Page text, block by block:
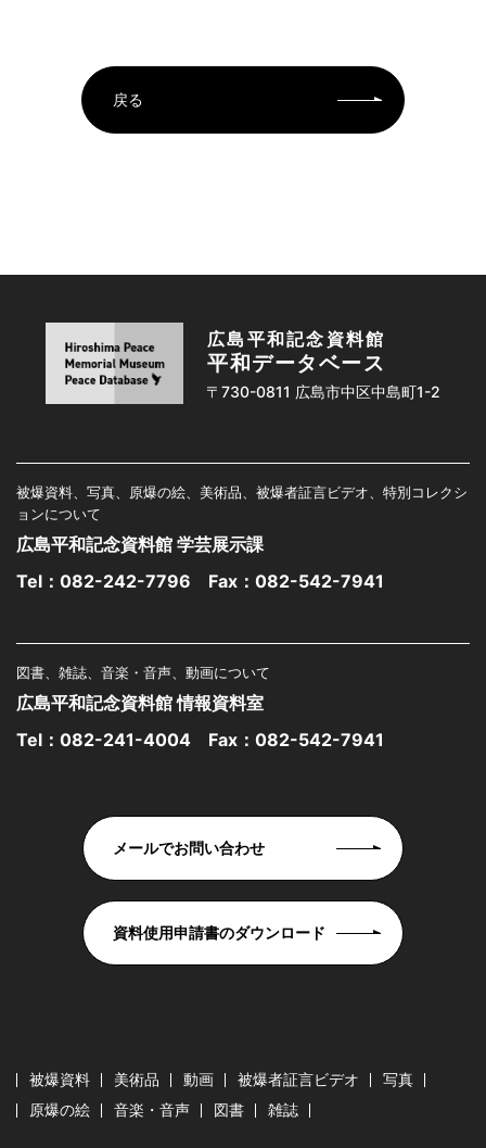
戻る
広島平和記念資料館
平和データベース
〒730-0811 広島市中区中島町1-2
被爆資料、写真、原爆の絵、美術品、被爆者証言ビデオ、特別コレクシ
ョンについて
広島平和記念資料館 学芸展示課
Tel： 082-242-7796 Fax：082-542-7941
図書、雑誌、音楽・音声、動画について
広島平和記念資料館 情報資料室
Tel： 082-241-4004 Fax：082-542-7941
メールでお問い合わせ
資料使用申請書のダウンロード
被爆資料 美術品 動画 被爆者証言ビデオ
写真
原爆の絵
音楽・音声 図書 雑誌